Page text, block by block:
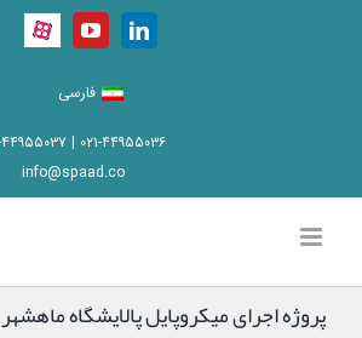
LinkedIn
YouTube
Aparat
فارسی
۰۲۱-۴۴۹۵۵۰۳۶ | ۰۲۱-۴۴۹۵۵۰۳۷
info@spaad.co
پروژه اجرای میکروپایل پالایشگاه ماهشهر